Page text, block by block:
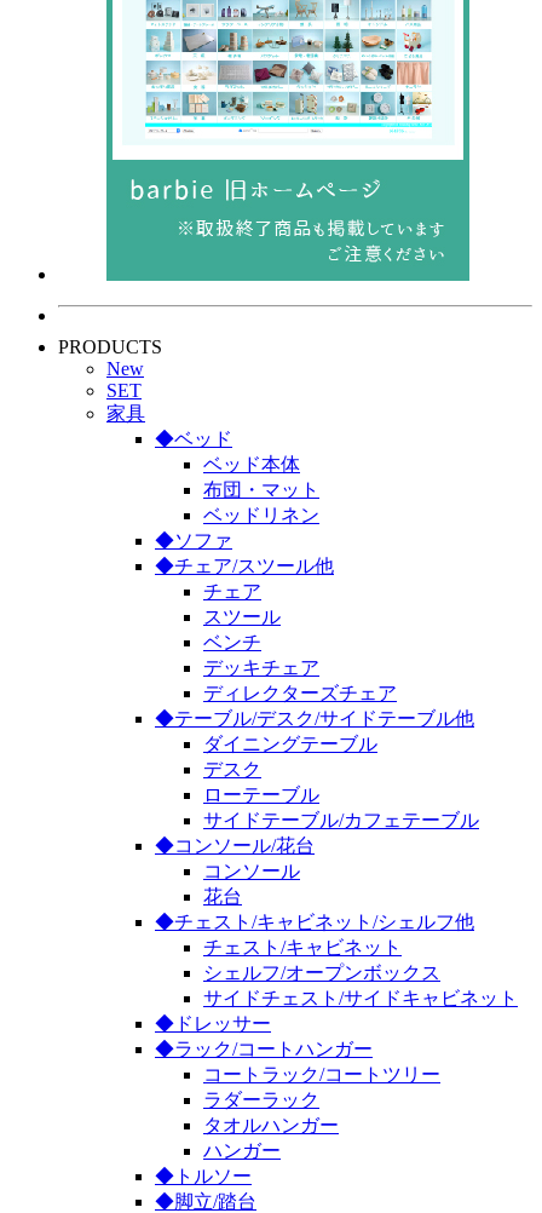
PRODUCTS
New
SET
家具
◆ベッド
ベッド本体
布団・マット
ベッドリネン
◆ソファ
◆チェア/スツール他
チェア
スツール
ベンチ
デッキチェア
ディレクターズチェア
◆テーブル/デスク/サイドテーブル他
ダイニングテーブル
デスク
ローテーブル
サイドテーブル/カフェテーブル
◆コンソール/花台
コンソール
花台
◆チェスト/キャビネット/シェルフ他
チェスト/キャビネット
シェルフ/オープンボックス
サイドチェスト/サイドキャビネット
◆ドレッサー
◆ラック/コートハンガー
コートラック/コートツリー
ラダーラック
タオルハンガー
ハンガー
◆トルソー
◆脚立/踏台